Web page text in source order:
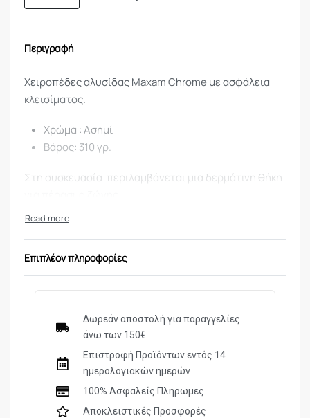
Περιγραφή
Χειροπέδες αλυσίδας Maxam Chrome με ασφάλεια
κλεισίματος.
Χρώμα : Aσημί
Βάρος: 310 γρ.
Στη συσκευασία περιλαμβάνεται μια δερμάτινη θήκη
Επιπλέον πληροφορίες
Δωρεάν αποστολή για παραγγελίες
άνω των 150€
Επιστροφή Προϊόντων εντός 14
ημερολογιακών ημερών
100% Ασφαλείς Πληρωμες
Αποκλειστικές Προσφορές